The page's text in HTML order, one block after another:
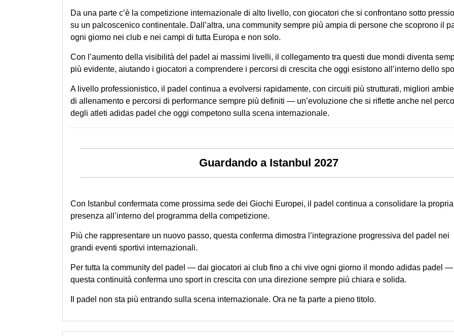
Da una parte c’è la competizione internazionale di alto livello, con giocatori che si confrontano sotto
su un palcoscenico continentale. Dall’altra, una community sempre più ampia di persone che scoprono il
ogni giorno nei club e nei campi di tutta Europa e non solo.
Con l’aumento della visibilità del padel ai massimi livelli, il collegamento tra questi due mondi diventa
più evidente, aiutando i giocatori a comprendere i percorsi di crescita che oggi esistono all’interno dello
A livello professionistico, il padel continua a evolversi rapidamente, con circuiti più strutturati, migliori
di allenamento e percorsi di performance sempre più definiti — un’evoluzione che si riflette anche nel
degli atleti adidas padel che oggi competono sulla scena internazionale.
Guardando a Istanbul 2027
Con Istanbul confermata come prossima sede dei Giochi Europei, il padel continua a consolidare la propria
presenza all’interno del programma della competizione.
Più che rappresentare un nuovo passo, questa conferma dimostra l’integrazione progressiva del padel nei
grandi eventi sportivi internazionali.
Per tutta la community del padel — dai giocatori ai club fino a chi vive ogni giorno il mondo adidas padel —
questa continuità conferma uno sport in crescita con una direzione sempre più chiara e solida.
Il padel non sta più entrando sulla scena internazionale. Ora ne fa parte a pieno titolo.